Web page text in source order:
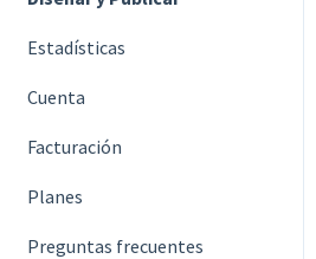
Cuenta
Facturación
Planes
Preguntas frecuentes
Estadísticas
Cuenta
Facturación
Planes
Preguntas frecuentes